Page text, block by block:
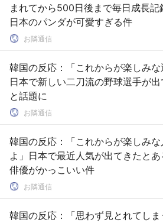
まれてから500日後まで毎日成長記
日本のパンダが可愛すぎる件
お隣通信
韓国の反応：「これからが楽しみな
日本で新しい二刀流の野球選手が出
と話題に
お隣通信
韓国の反応：「これからが楽しみな
よ」日本で最近人気が出てきたとあ
俳優がかっこいい件
お隣通信
韓国の反応：「思わず見とれてしま